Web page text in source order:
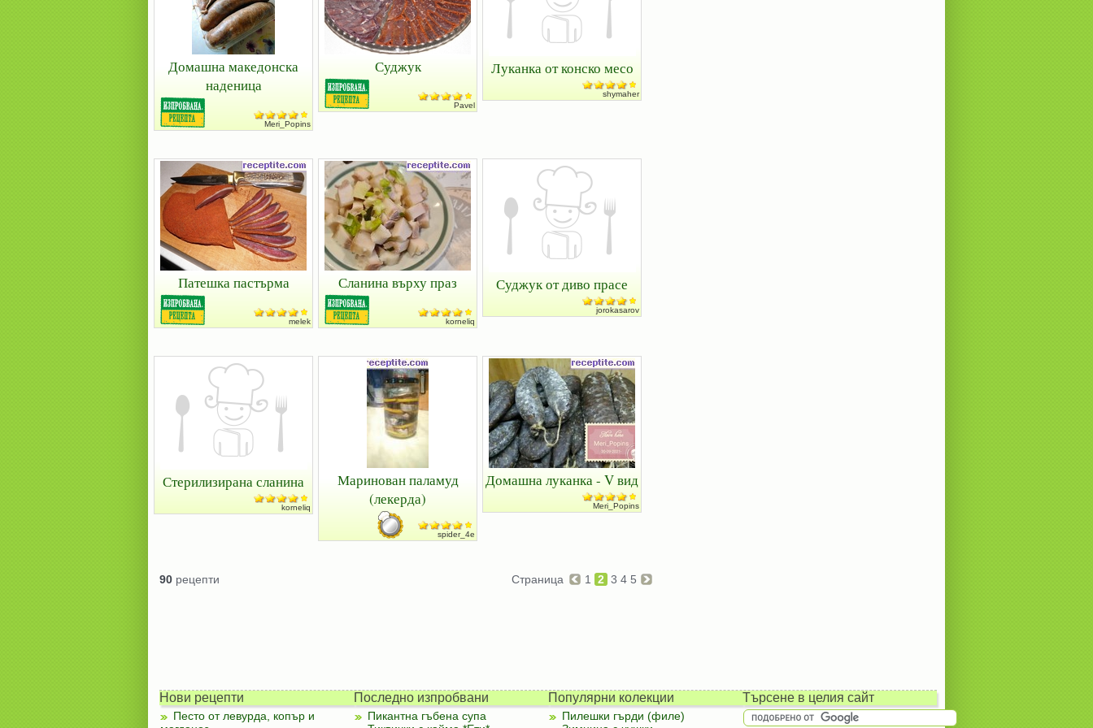
Домашна македонска
наденица
Meri_Popins
Суджук
Pavel
Луканка от конско месо
shymaher
Патешка пастърма
melek
Сланина върху праз
korneliq
Суджук от диво прасе
jorokasarov
Стерилизирана сланина
korneliq
Маринован паламуд
(лекерда)
spider_4e
Домашна луканка - V вид
Meri_Popins
90 рецепти Страница 1 2 3 4 5
Нови рецепти
Песто от левурда, копър и
Последно изпробвани
Пикантна гъбена супа
Популярни колекции
Пилешки гърди (филе)
Търсене в целия сайт